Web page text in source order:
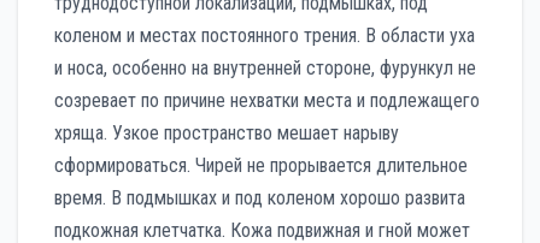
коленом и местах постоянного трения. В области уха
и носа, особенно на внутренней стороне, фурункул не
созревает по причине нехватки места и подлежащего
хряща. Узкое пространство мешает нарыву
сформироваться. Чирей не прорывается длительное
время. В подмышках и под коленом хорошо развита
подкожная клетчатка. Кожа подвижная и гной может